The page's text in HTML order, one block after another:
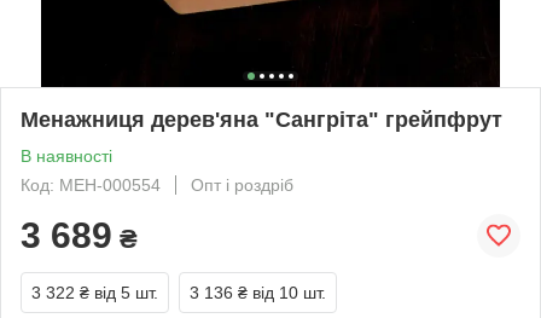
Менажниця дерев'яна "Сангріта" грейпфрут
В наявності
Код: МЕН-000554
Опт і роздріб
3 689 ₴
3 322 ₴ від 5 шт. 3 136 ₴ від 10 шт.